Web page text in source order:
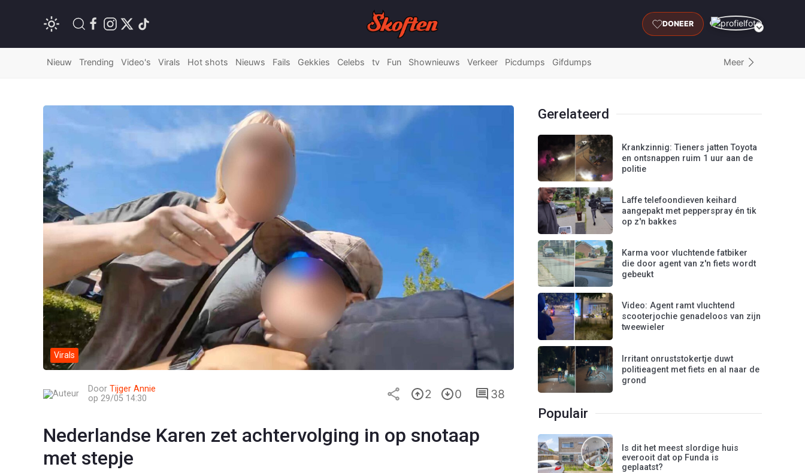
DONEER
Nieuw Trending Video's Virals Hot shots Nieuws Fails Gekkies Celebs tv Fun Shownieuws Verkeer Picdumps Gifdumps Meer
Virals
Door Tijger Annie
op 29/05 14:30
2 0 38
Nederlandse Karen zet achtervolging in op snotaap
met stepje
Gerelateerd
Krankzinnig: Tieners jatten Toyota
en ontsnappen ruim 1 uur aan de
politie
Laffe telefoondieven keihard
aangepakt met pepperspray én tik
op z'n bakkes
Karma voor vluchtende fatbiker
die door agent van z'n fiets wordt
gebeukt
Video: Agent ramt vluchtend
scooterjochie genadeloos van zijn
tweewieler
Irritant onruststokertje duwt
politieagent met fiets en al naar de
grond
Populair
Is dit het meest slordige huis
everooit dat op Funda is
geplaatst?